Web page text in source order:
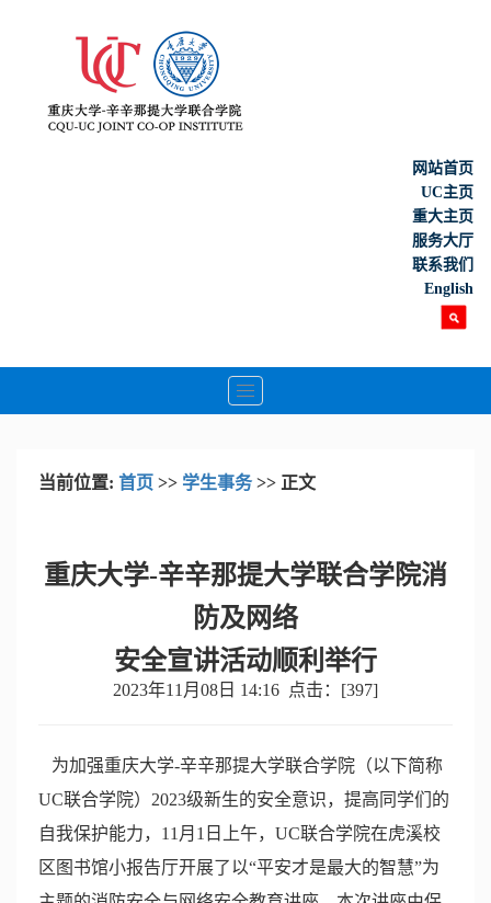
网站首页
UC主页
重大主页
服务大厅
联系我们
English
Toggle
navigation
当前位置: 首页 >> 学生事务 >> 正文
重庆大学-辛辛那提大学联合学院消
防及网络
安全宣讲活动顺利举行
2023年11月08日 14:16 点击：[397]
为加强重庆大学-辛辛那提大学联合学院（以下简称
UC联合学院） 2023级新生的安全意识，提高同学们的
自我保护能力， 11 月 1 日上午， UC联合学院在虎溪校
区图书馆小报告厅开展了以“平安才是最大的智慧”为